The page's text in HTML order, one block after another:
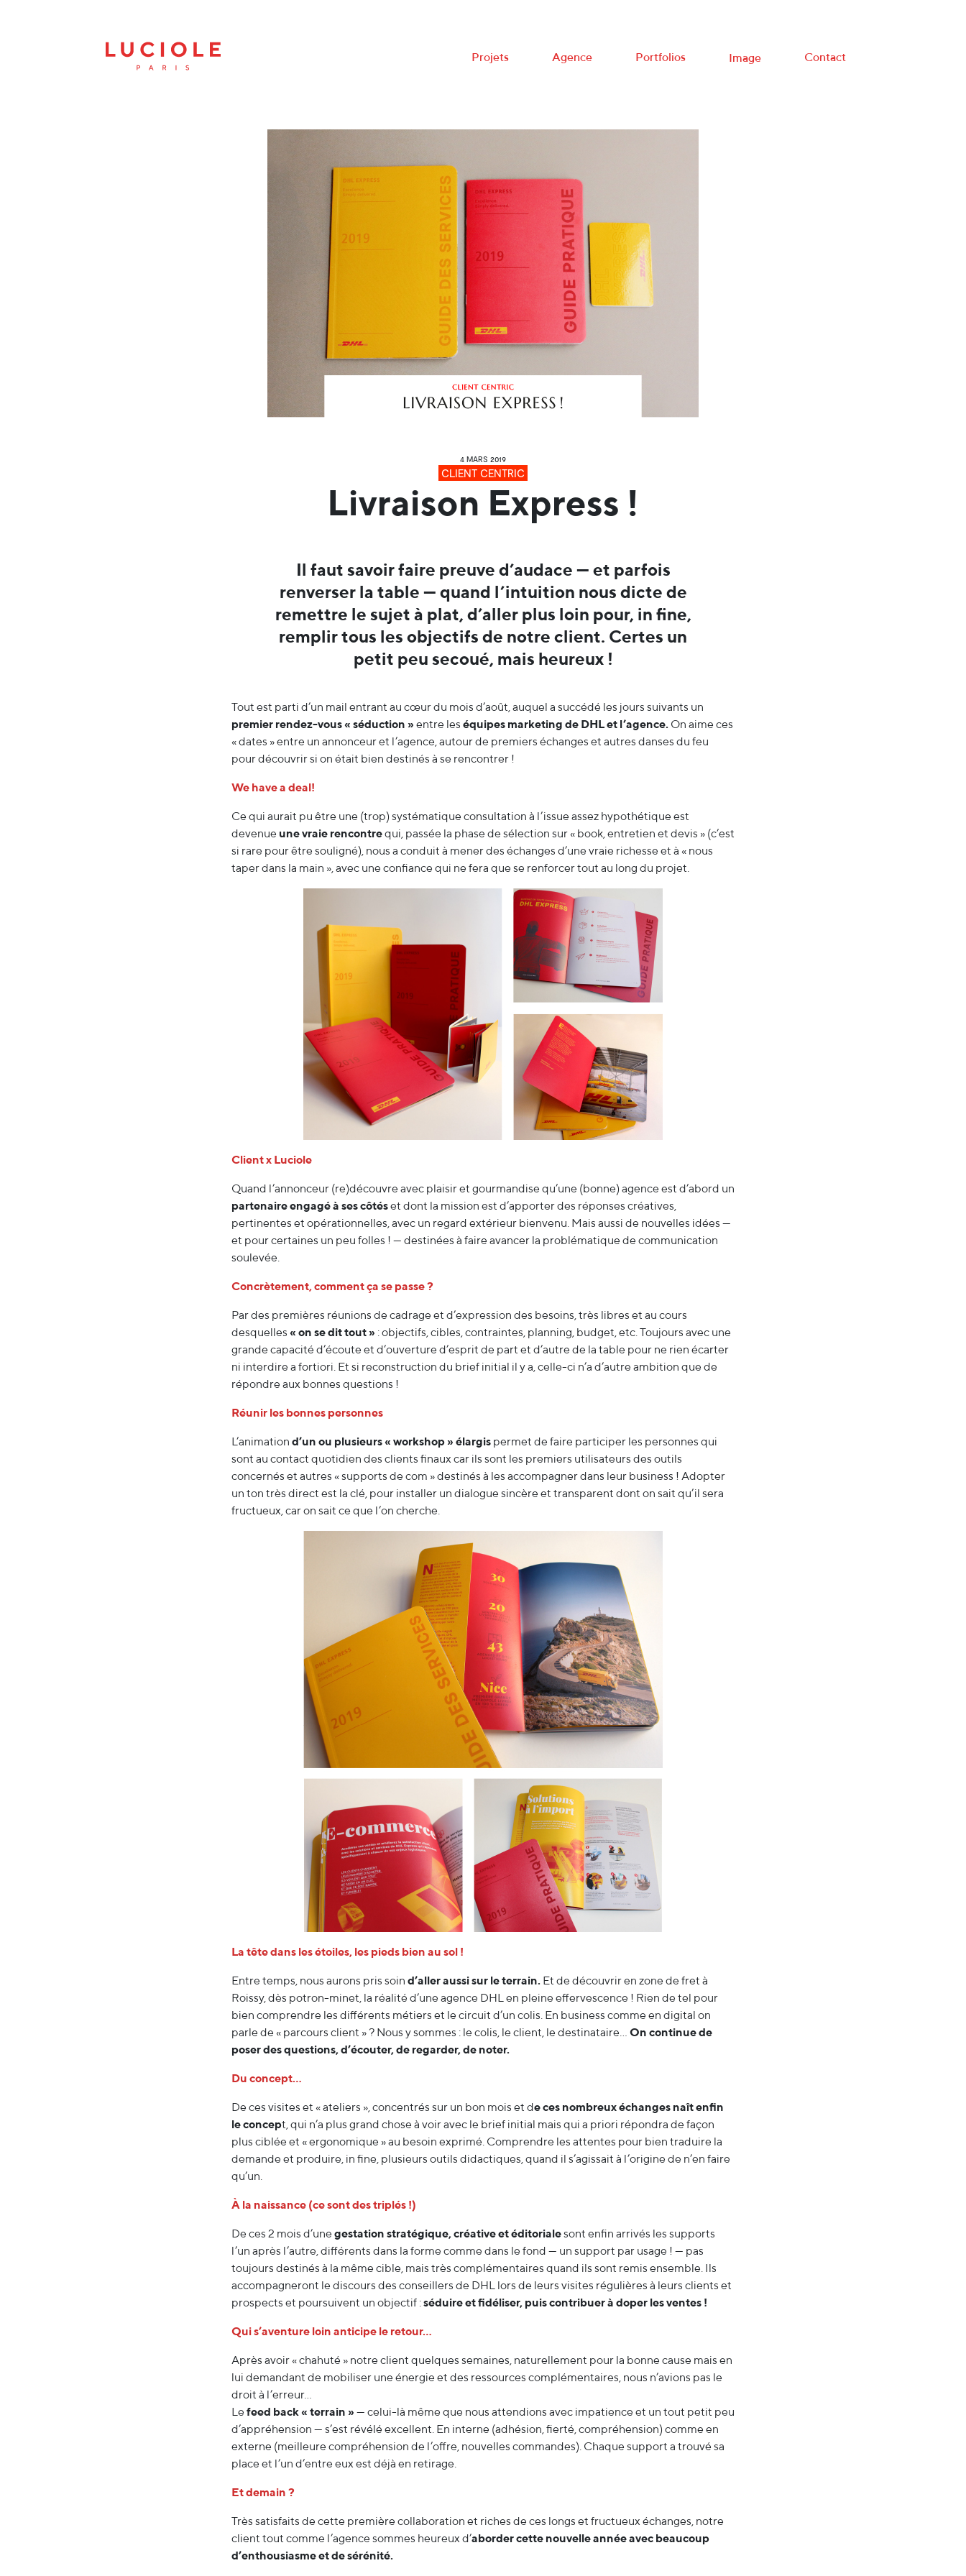
Projets Agence Portfolios Image Contact
4 MARS 2019
CLIENT CENTRIC
Livraison Express !
Il faut savoir faire preuve d’audace — et parfois
renverser la table — quand l’intuition nous dicte de
remettre le sujet à plat, d’aller plus loin pour, in fine,
remplir tous les objectifs de notre client. Certes un
petit peu secoué, mais heureux !
Tout est parti d’un mail entrant au cœur du mois d’août, auquel a succédé les jours suivants un
premier rendez-vous « séduction » entre les équipes marketing de DHL et l’agence. On aime ces
« dates » entre un annonceur et l’agence, autour de premiers échanges et autres danses du feu
pour découvrir si on était bien destinés à se rencontrer !
We have a deal!
Ce qui aurait pu être une (trop) systématique consultation à l’issue assez hypothétique est
devenue une vraie rencontrequi, passée la phase de sélection sur « book, entretien et devis » (c’est
si rare pour être souligné), nous a conduit à mener des échanges d’une vraie richesse et à « nous
taper dans la main », avec une confiance qui ne fera que se renforcer tout au long du projet.
Client x Luciole
Quand l’annonceur (re)découvre avec plaisir et gourmandise qu’une (bonne) agence est d’abord un
partenaire engagé à ses côtéset dont la mission est d’apporter des réponses créatives,
pertinentes et opérationnelles, avec un regard extérieur bienvenu. Mais aussi de nouvelles idées —
et pour certaines un peu folles ! — destinées à faire avancer la problématique de communication
soulevée.
Concrètement, comment ça se passe ?
Par des premières réunions de cadrage et d’expression des besoins, très libres et au cours
desquelles « on se dit tout » : objectifs, cibles, contraintes, planning, budget, etc. Toujours avec une
grande capacité d’écoute et d’ouverture d’esprit de part et d’autre de la table pour ne rien écarter
ni interdire a fortiori. Et si reconstruction du brief initial il y a, celle-ci n’a d’autre ambition que de
répondre aux bonnes questions !
Réunir les bonnes personnes
L’animation d’un ou plusieurs « workshop » élargis permet de faire participer les personnes qui
sont au contact quotidien des clients finaux car ils sont les premiers utilisateurs des outils
concernés et autres « supports de com » destinés à les accompagner dans leur business ! Adopter
un ton très direct est la clé, pour installer un dialogue sincère et transparent dont on sait qu’il sera
fructueux, car on sait ce que l’on cherche.
La tête dans les étoiles, les pieds bien au sol !
Entre temps, nous aurons pris soin d’aller aussi sur le terrain. Et de découvrir en zone de fret à
Roissy, dès potron-minet, la réalité d’une agence DHL en pleine effervescence ! Rien de tel pour
bien comprendre les différents métiers et le circuit d’un colis. En business comme en digital on
parle de « parcours client » ? Nous y sommes : le colis, le client, le destinataire… On continue de
poser des questions, d’écouter, de regarder, de noter.
Du concept…
De ces visites et « ateliers », concentrés sur un bon mois et de ces nombreux échanges naît enfin
le concept, qui n’a plus grand chose à voir avec le brief initial mais qui a priori répondra de façon
plus ciblée et « ergonomique » au besoin exprimé. Comprendre les attentes pour bien traduire la
demande et produire, in fine, plusieurs outils didactiques, quand il s’agissait à l’origine de n’en faire
qu’un.
À la naissance (ce sont des triplés !)
De ces 2 mois d’une gestation stratégique, créative et éditorialesont enfin arrivés les supports
l’un après l’autre, différents dans la forme comme dans le fond — un support par usage ! — pas
toujours destinés à la même cible, mais très complémentaires quand ils sont remis ensemble. Ils
accompagneront le discours des conseillers de DHL lors de leurs visites régulières à leurs clients et
prospects et poursuivent un objectif :séduire et fidéliser, puis contribuer à doper les ventes !
Qui s’aventure loin anticipe le retour…
Après avoir « chahuté » notre client quelques semaines, naturellement pour la bonne cause mais en
lui demandant de mobiliser une énergie et des ressources complémentaires, nous n’avions pas le
droit à l’erreur…
Le feed back « terrain » — celui-là même que nous attendions avec impatience et un tout petit peu
d’appréhension — s’est révélé excellent. En interne (adhésion, fierté, compréhension) comme en
externe (meilleure compréhension de l’offre, nouvelles commandes). Chaque support a trouvé sa
place et l’un d’entre eux est déjà en retirage.
Et demain ?
Très satisfaits de cette première collaboration et riches de ces longs et fructueux échanges, notre
client tout comme l’agence sommes heureux d’aborder cette nouvelle année avec beaucoup
d’enthousiasme et de sérénité.